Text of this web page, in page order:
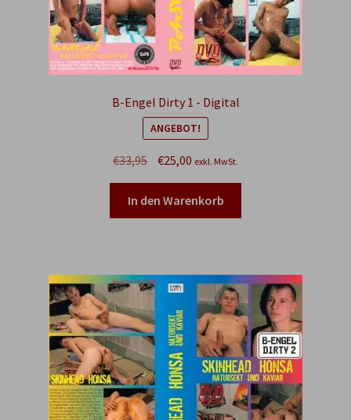
B-Engel Dirty 1 - Digital
ANGEBOT!
€33,95
Ursprünglicher
Preis
war:
€33,95
€25,00Aktueller
Preis
ist:
€25,00.
exkl. MwSt.
In den Warenkorb